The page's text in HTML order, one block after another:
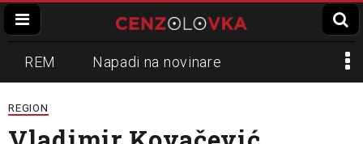
REM Napadi na novinare
Zvučni top
REGION